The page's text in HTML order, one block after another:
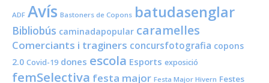
ADF Avís Bastoners de Copons batudasenglar
Bibliobús caminadapopular caramelles
Comerciants i traginers concursfotografia copons
2.0 Covid-19 dones escola Esports exposició
femSelectiva festa major Festa Major Hivern Festes